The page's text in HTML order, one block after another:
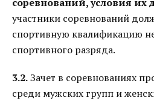
участники соревнований
спортивную квалификацию
спортивного разряда.
3.2.Зачет в соревнованиях
среди мужских групп и